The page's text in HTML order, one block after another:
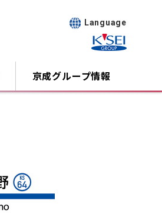
Language
京成グループ情報